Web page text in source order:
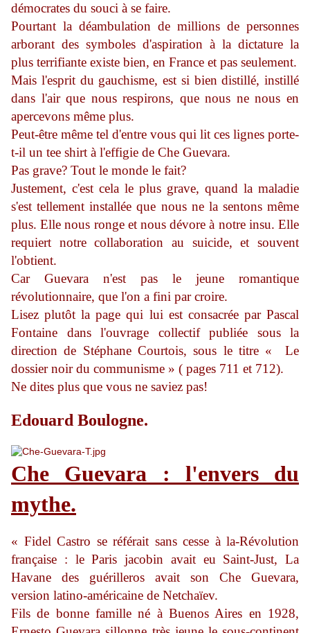
démocrates du souci à se faire.
Pourtant la déambulation de millions de personnes
arborant des symboles d'aspiration à la dictature la
plus terrifiante existe bien, en France et pas seulement.
Mais l'esprit du gauchisme, est si bien distillé, instillé
dans l'air que nous respirons, que nous ne nous en
apercevons même plus.
Peut-être même tel d'entre vous qui lit ces lignes porte-
t-il un tee shirt à l'effigie de Che Guevara.
Pas grave? Tout le monde le fait?
Justement, c'est cela le plus grave, quand la maladie
s'est tellement installée que nous ne la sentons même
plus. Elle nous ronge et nous dévore à notre insu. Elle
requiert notre collaboration au suicide, et souvent
l'obtient.
Car Guevara n'est pas le jeune romantique
révolutionnaire, que l'on a fini par croire.
Lisez plutôt la page qui lui est consacrée par Pascal
Fontaine dans l'ouvrage collectif publiée sous la
direction de Stéphane Courtois, sous le titre « Le
dossier noir du communisme » ( pages 711 et 712).
Ne dites plus que vous ne saviez pas!
Edouard Boulogne.
Che Guevara : l'envers du
mythe.
« Fidel Castro se référait sans cesse à la-Révolution
française : le Paris jacobin avait eu Saint-Just, La
Havane des guérilleros avait son Che Guevara,
version latino-américaine de Netchaïev.
Fils de bonne famille né à Buenos Aires en 1928,